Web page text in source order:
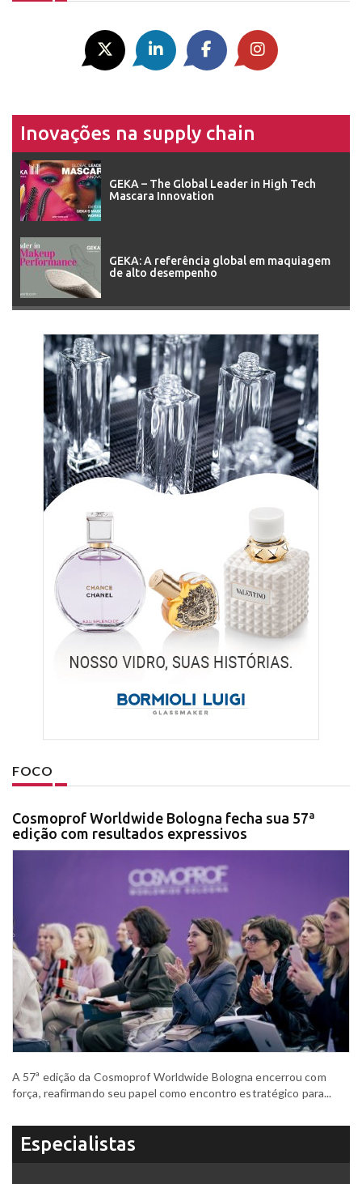
Inovações na supply chain
GEKA – The Global Leader in High Tech
Mascara Innovation
GEKA: A referência global em maquiagem
de alto desempenho
FOCO
Cosmoprof Worldwide Bologna fecha sua 57ª
edição com resultados expressivos
A 57ª edição da Cosmoprof Worldwide Bologna encerrou com
força, reafirmando seu papel como encontro estratégico para...
Especialistas